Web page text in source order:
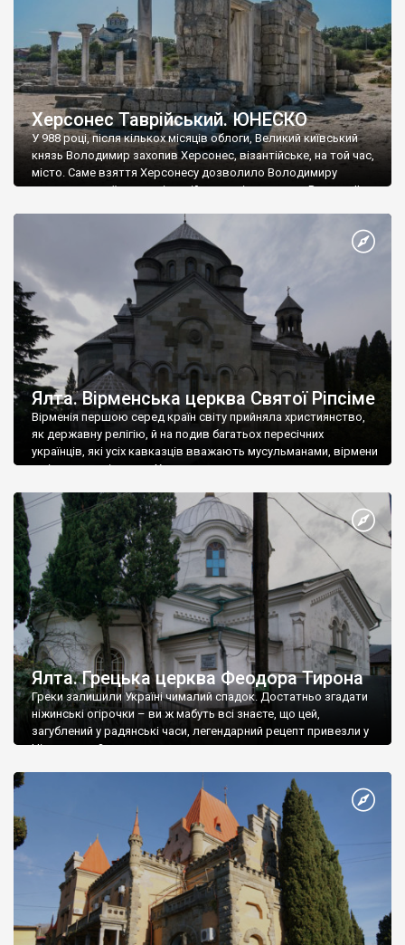
Херсонес Таврійський. ЮНЕСКО
У 988 році, після кількох місяців облоги, Великий київський
князь Володимир захопив Херсонес, візантійське, на той час,
місто. Саме взяття Херсонесу дозволило Володимиру
диктувати свої умови візантійському імператору Василю ІІ, та
Херсонесі Володимир-язичник, став Василем-християнином.
А потім було Хрещення Русі. На честь Херсонесу Таврійського
Ялта. Вірменська церква Святої Ріпсіме
Вірменія першою серед країн світу прийняла християнство,
як державну релігію, й на подив багатьох пересічних
українців, які усіх кавказців вважають мусульманами, вірмени
є відданими вірянами Христа
Ялта. Грецька церква Феодора Тирона
Греки залишили Україні чималий спадок. Достатньо згадати
ніжинські огірочки – ви ж мабуть всі знаєте, що цей,
загублений у радянські часи, легендарний рецепт привезли у
Ніжин греки?